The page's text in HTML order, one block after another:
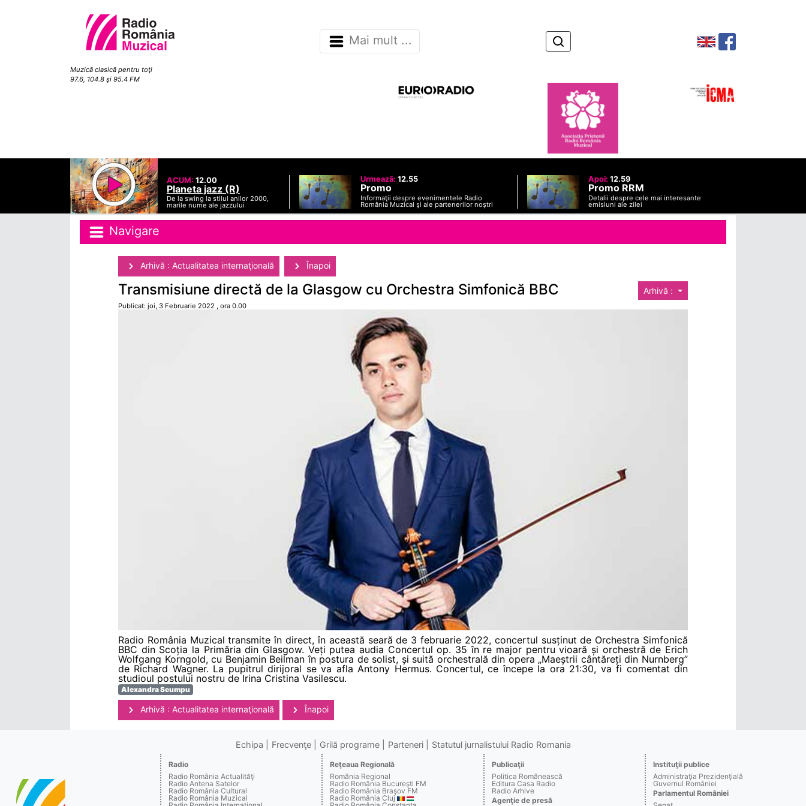
Muzică clasică pentru toţi
97.6, 104.8 şi 95.4 FM
Mai mult ...
ACUM: 12.00
Planeta jazz (R)
De la swing la stilul anilor 2000,
marile nume ale jazzului
Urmează: 12.55
Promo
Informaţii despre evenimentele Radio
România Muzical şi ale partenerilor noştri
Apoi: 12.59
Promo RRM
Detalii despre cele mai interesante
emisiuni ale zilei
Navigare
Arhivă : Actualitatea internaţională Înapoi
Arhivă :
Transmisiune directă de la Glasgow cu Orchestra Simfonică BBC
Publicat: joi, 3 Februarie 2022 , ora 0.00
Radio România Muzical transmite în direct, în această seară de 3 februarie 2022, concertul susținut de Orchestra Simfonică
BBC din Scoția la Primăria din Glasgow. Veți putea audia Concertul op. 35 în re major pentru vioară și orchestră de Erich
Wolfgang Korngold, cu Benjamin Beilman în postura de solist, și suită orchestrală din opera „Maeștrii cântăreți din Nurnberg”
de Richard Wagner. La pupitrul dirijoral se va afla Antony Hermus. Concertul, ce începe la ora 21:30, va fi comentat din
studioul postului nostru de Irina Cristina Vasilescu.
Alexandra Scumpu
Arhivă : Actualitatea internaţională Înapoi
Echipa Frecvenţe Grilă programe Parteneri Statutul jurnalistului Radio Romania
Radio
Radio România Actualităţi
Radio Antena Satelor
Radio România Cultural
Radio România Muzical
Reţeaua Regională
România Regional
Radio România Bucureşti FM
Radio România Braşov FM
Radio România Cluj
Publicaţii
Politica Românească
Editura Casa Radio
Radio Arhive
Agenţie de presă
Instituţii publice
Administraţia Prezidenţială
Guvernul României
Parlamentul României